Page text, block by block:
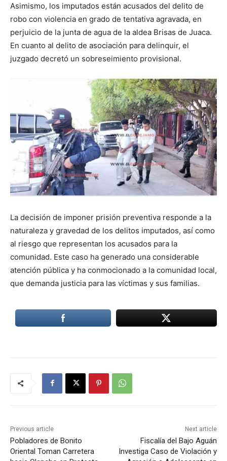
Asimismo, los imputados están acusados del delito de
robo con violencia en grado de tentativa agravada, en
perjuicio de la junta de agua de la aldea Brisas de Juaca.
En cuanto al delito de asociación para delinquir, el
juzgado decretó un sobreseimiento provisional.
La decisión de imponer prisión preventiva responde a la
naturaleza y gravedad de los delitos imputados, así como
al riesgo que representan los acusados para la
comunidad. Este caso ha generado una considerable
atención pública y ha conmocionado a la comunidad local,
que demanda justicia para las víctimas y sus familias.
Previous article
Pobladores de Bonito
Oriental Toman Carretera
Next article
Fiscalía del Bajo Aguán
Investiga Caso de Violación y